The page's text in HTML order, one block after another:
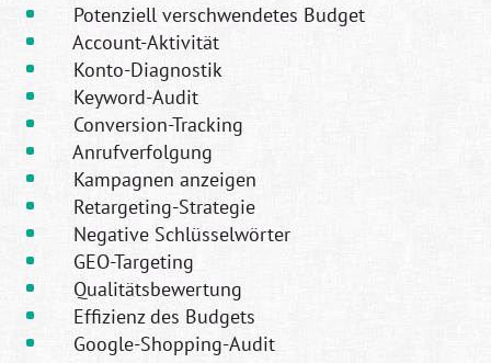
Potenziell verschwendetes Budget
Account-Aktivität
Konto-Diagnostik
Keyword-Audit
Conversion-Tracking
Anrufverfolgung
Kampagnen anzeigen
Retargeting-Strategie
Negative Schlüsselwörter
GEO-Targeting
Qualitätsbewertung
Effizienz des Budgets
Google-Shopping-Audit